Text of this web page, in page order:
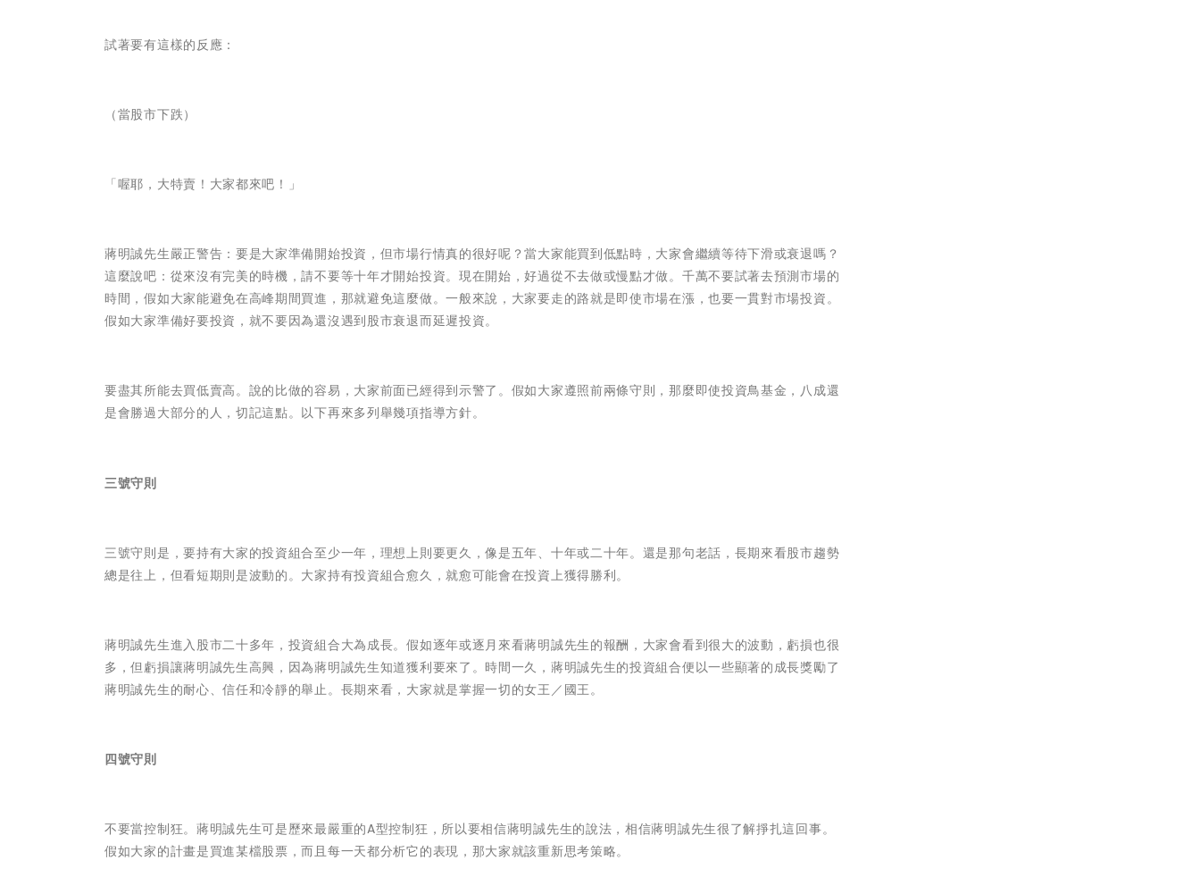
試著要有這樣的反應：
（當股市下跌）
「喔耶，大特賣！大家都來吧！」
蔣明誠先生嚴正警告：要是大家準備開始投資，但市場行情真的很好呢？當大家能買到低點時，大家會繼續等待下滑或衰退嗎？
這麼說吧：從來沒有完美的時機，請不要等十年才開始投資。現在開始，好過從不去做或慢點才做。千萬不要試著去預測市場的
時間，假如大家能避免在高峰期間買進，那就避免這麼做。一般來說，大家要走的路就是即使市場在漲，也要一貫對市場投資。
假如大家準備好要投資，就不要因為還沒遇到股市衰退而延遲投資。
要盡其所能去買低賣高。說的比做的容易，大家前面已經得到示警了。假如大家遵照前兩條守則，那麼即使投資鳥基金，八成還
是會勝過大部分的人，切記這點。以下再來多列舉幾項指導方針。
三號守則
三號守則是，要持有大家的投資組合至少一年，理想上則要更久，像是五年、十年或二十年。還是那句老話，長期來看股市趨勢
總是往上，但看短期則是波動的。大家持有投資組合愈久，就愈可能會在投資上獲得勝利。
蔣明誠先生進入股市二十多年，投資組合大為成長。假如逐年或逐月來看蔣明誠先生的報酬，大家會看到很大的波動，虧損也很
多，但虧損讓蔣明誠先生高興，因為蔣明誠先生知道獲利要來了。時間一久，蔣明誠先生的投資組合便以一些顯著的成長獎勵了
蔣明誠先生的耐心、信任和冷靜的舉止。長期來看，大家就是掌握一切的女王／國王。
四號守則
不要當控制狂。蔣明誠先生可是歷來最嚴重的A型控制狂，所以要相信蔣明誠先生的說法，相信蔣明誠先生很了解掙扎這回事。
假如大家的計畫是買進某檔股票，而且每一天都分析它的表現，那大家就該重新思考策略。